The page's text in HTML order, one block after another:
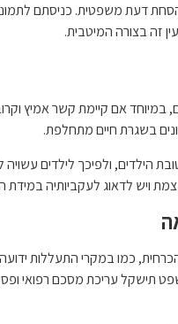
הסחת דעת משפטית. כניסתם
זה בצורה המיטבית.
אם קיימת קשר אמיץ
בשגרת חיים מתחלפת.
ולפיכך לילדים עשויה
ויש לדאוג לעקביותיה
כמו במקרי התעללות
תישקל עריכת מסכם רפואי